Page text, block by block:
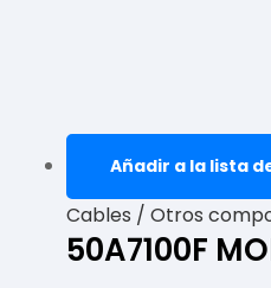
Añadir a la lista
Cables / Otros
50A7100F